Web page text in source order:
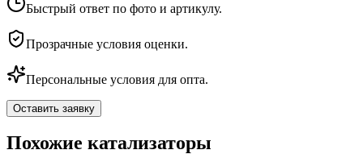
Быстрый ответ по фото и артикулу.
Прозрачные условия оценки.
Персональные условия для опта.
Оставить заявку
Похожие катализаторы